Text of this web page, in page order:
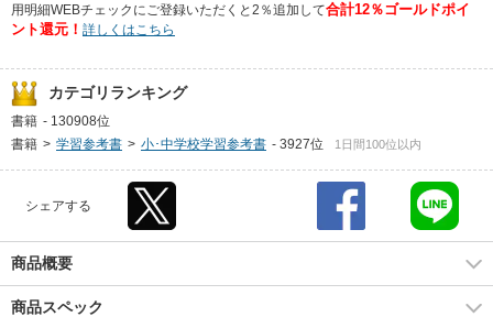
用明細WEBチェックにご登録いただくと2％追加して合計12％ゴールドポイ
ント還元！ 詳しくはこちら
カテゴリランキング
書籍 - 130908位
書籍 > 学習参考書 > 小･中学校学習参考書 - 3927位 1日間100位以内
シェアする
商品概要
商品スペック